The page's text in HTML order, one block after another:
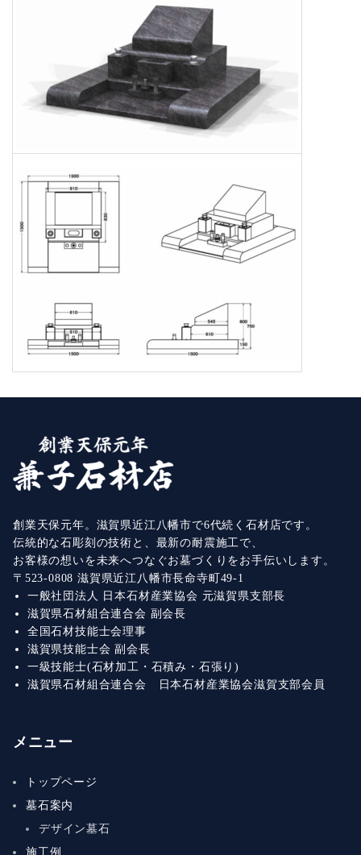
創業天保元年。滋賀県近江八幡市で6代続く石材店です。
伝統的な石彫刻の技術と、最新の耐震施工で、
お客様の想いを未来へつなぐお墓づくりをお手伝いします。
〒523-0808 滋賀県近江八幡市長命寺町49-1
一般社団法人 日本石材産業協会 元滋賀県支部長
滋賀県石材組合連合会 副会長
全国石材技能士会理事
滋賀県技能士会 副会長
一級技能士(石材加工・石積み・石張り)
滋賀県石材組合連合会 日本石材産業協会滋賀支部会員
メニュー
トップページ
墓石案内
デザイン墓石
施工例